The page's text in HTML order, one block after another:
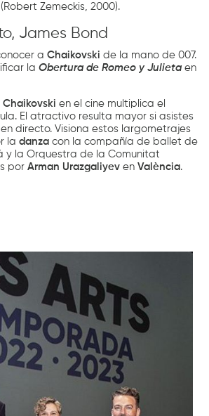
(Robert Zemeckis, 2000).
James Bond
a Chaikovskide la mano de 007.
laObertura de Romeo y Julietaen
Chaikovskien el cine multiplica el
El atractivo resulta mayor si asistes
directo. Visiona estos largometrajes
ladanza con la compañía de ballet de
y la Orquestra de la Comunitat
porArman Urazgaliyev en València.